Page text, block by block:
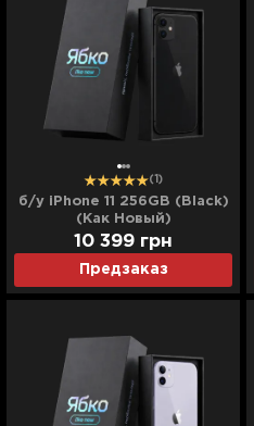
(1)
б/у iPhone 11 256GB (Black)
(Как Новый)
Предзаказ
10 399 грн